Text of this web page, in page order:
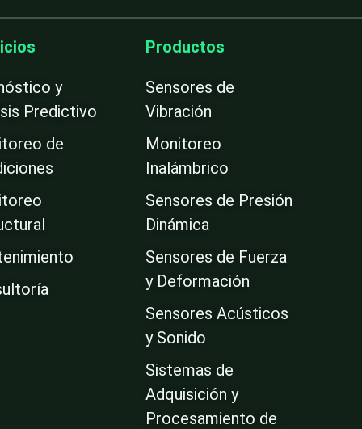
k
y
Predictivo
de
Productos
Sensores de
Vibración
Monitoreo
Inalámbrico
Sensores de Presión
Dinámica
Sensores de Fuerza
y Deformación
Sensores Acústicos
y Sonido
Sistemas de
Adquisición y
Procesamiento de